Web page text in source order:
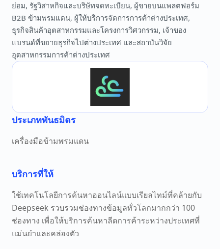
ย่อม, รัฐวิสาหกิจและบริษัทจดทะเบียน, ผู้ขายบนแพลตฟอร์ม
B2B ข้ามพรมแดน, ผู้ให้บริการจัดการการค้าต่างประเทศ,
ธุรกิจสินค้าอุตสาหกรรมและโครงการวิศวกรรม, เจ้าของ
แบรนด์ที่ขยายธุรกิจไปต่างประเทศ และสถาบันวิจัย
อุตสาหกรรมการค้าต่างประเทศ
ประเภทพันธมิตร
เครื่องมือข้ามพรมแดน
บริการที่ให้
ใช้เทคโนโลยีการค้นหาออนไลน์แบบเรียลไทม์ที่คล้ายกับ
Deepseek รวบรวมช่องทางข้อมูลทั่วโลกมากกว่า 100
ช่องทาง เพื่อให้บริการค้นหาลีดการค้าระหว่างประเทศที่
แม่นยำและคล่องตัว